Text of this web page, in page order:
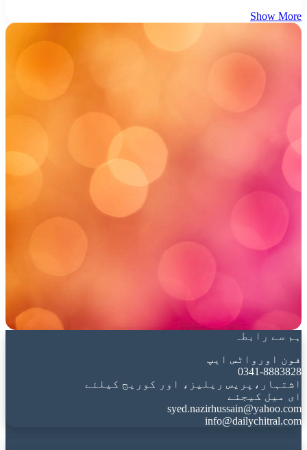
Show More
ہم سے رابطہ
فون اورواٹس ایپ
0341-8883828
اشتہار،پریس ریلیز، اور کوریج کیلئے
ای میل کیجئے
syed.nazirhussain@yahoo.com
info@dailychitral.com